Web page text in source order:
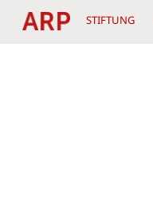
STIFTUNG